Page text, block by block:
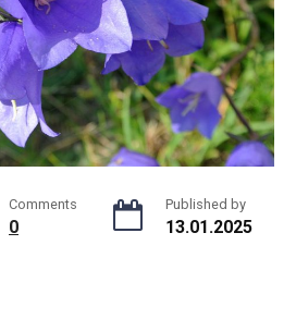
Comments
0
Published by
13.01.2025